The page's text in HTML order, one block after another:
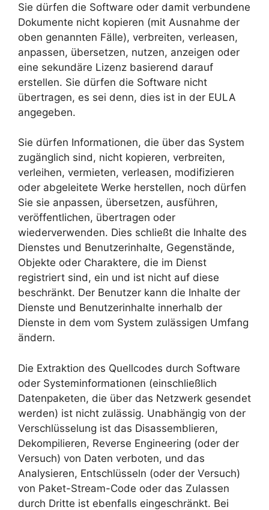
Sie dürfen die Software oder damit verbundene
Dokumente nicht kopieren (mit Ausnahme der
oben genannten Fälle), verbreiten, verleasen,
anpassen, übersetzen, nutzen, anzeigen oder
eine sekundäre Lizenz basierend darauf
erstellen. Sie dürfen die Software nicht
übertragen, es sei denn, dies ist in der EULA
angegeben.
Sie dürfen Informationen, die über das System
zugänglich sind, nicht kopieren, verbreiten,
verleihen, vermieten, verleasen, modifizieren
oder abgeleitete Werke herstellen, noch dürfen
Sie sie anpassen, übersetzen, ausführen,
veröffentlichen, übertragen oder
wiederverwenden. Dies schließt die Inhalte des
Dienstes und Benutzerinhalte, Gegenstände,
Objekte oder Charaktere, die im Dienst
registriert sind, ein und ist nicht auf diese
beschränkt. Der Benutzer kann die Inhalte der
Dienste und Benutzerinhalte innerhalb der
Dienste in dem vom System zulässigen Umfang
ändern.
Die Extraktion des Quellcodes durch Software
oder Systeminformationen (einschließlich
Datenpaketen, die über das Netzwerk gesendet
werden) ist nicht zulässig. Unabhängig von der
Verschlüsselung ist das Disassemblieren,
Dekompilieren, Reverse Engineering (oder der
Versuch) von Daten verboten, und das
Analysieren, Entschlüsseln (oder der Versuch)
von Paket-Stream-Code oder das Zulassen
durch Dritte ist ebenfalls eingeschränkt. Bei